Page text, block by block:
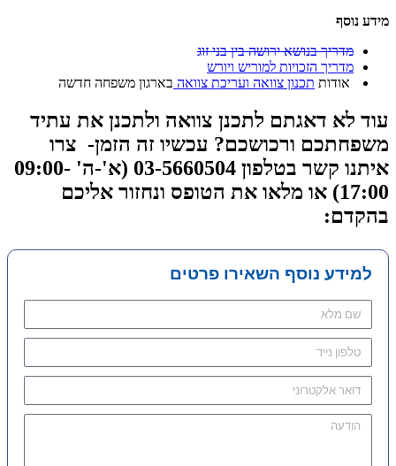
מידע נוסף
מדריך בנושא ירושה בין בני זוג
מדריך הזכויות למוריש ויורש
אודות תכנון צוואה ועריכת צוואה בארגון משפחה חדשה
עוד לא דאגתם לתכנן צוואה ולתכנן את עתיד
משפחתכם ורכושכם? עכשיו זה הזמן- צרו
איתנו קשר בטלפון 03-5660504 (א'-ה' 09:00-
17:00) או מלאו את הטופס ונחזור אליכם
בהקדם:
למידע נוסף השאירו פרטים